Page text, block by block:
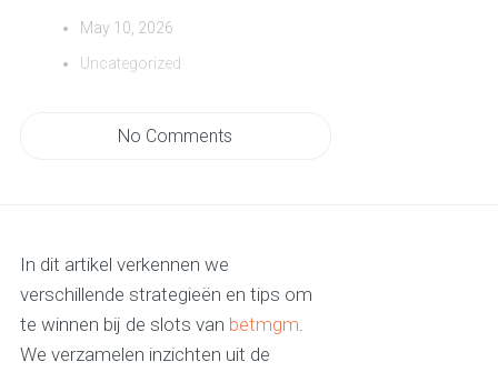
May 10, 2026
Uncategorized
No Comments
In dit artikel verkennen we
verschillende strategieën en tips om
te winnen bij de slots van betmgm.
We verzamelen inzichten uit de